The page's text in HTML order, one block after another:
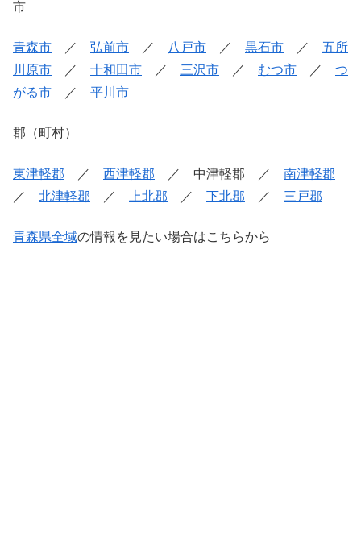
市
青森市 ／ 弘前市 ／ 八戸市 ／ 黒石市 ／ 五所
川原市 ／ 十和田市 ／ 三沢市 ／ むつ市 ／ つ
がる市 ／ 平川市
郡（町村）
東津軽郡 ／ 西津軽郡 ／ 中津軽郡 ／ 南津軽郡
／ 北津軽郡 ／ 上北郡 ／ 下北郡 ／ 三戸郡
青森県全域の情報を見たい場合はこちらから